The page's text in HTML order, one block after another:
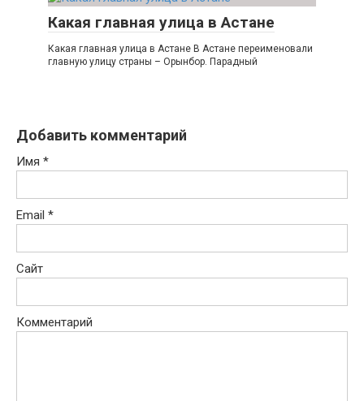
Какая главная улица в Астане
Какая главная улица в Астане В Астане переименовали
главную улицу страны – Орынбор. Парадный
Добавить комментарий
Имя *
Email *
Сайт
Комментарий